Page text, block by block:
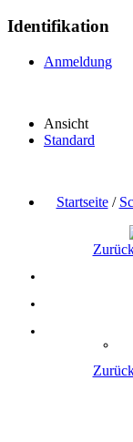
Identifikation
Anmeldung
Ansicht
Standard
Startseite/